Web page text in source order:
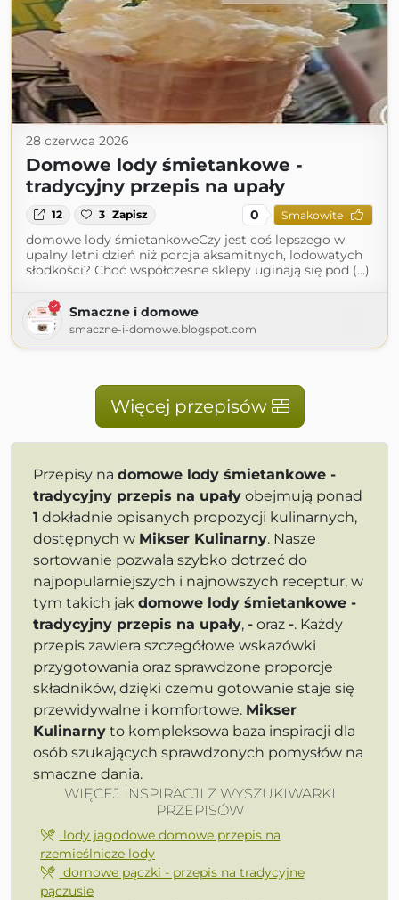
28 czerwca 2026
Domowe lody śmietankowe -
tradycyjny przepis na upały
12 3 Zapisz 0 Smakowite
domowe lody śmietankoweCzy jest coś lepszego w
upalny letni dzień niż porcja aksamitnych, lodowatych
słodkości? Choć współczesne sklepy uginają się pod (...)
Smaczne i domowe
smaczne-i-domowe.blogspot.com
Więcej przepisów
Przepisy na domowe lody śmietankowe -
tradycyjny przepis na upały obejmują ponad
1 dokładnie opisanych propozycji kulinarnych,
dostępnych w Mikser Kulinarny. Nasze
sortowanie pozwala szybko dotrzeć do
najpopularniejszych i najnowszych receptur, w
tym takich jak domowe lody śmietankowe -
tradycyjny przepis na upały, - oraz -. Każdy
przepis zawiera szczegółowe wskazówki
przygotowania oraz sprawdzone proporcje
składników, dzięki czemu gotowanie staje się
przewidywalne i komfortowe. Mikser
Kulinarny to kompleksowa baza inspiracji dla
osób szukających sprawdzonych pomysłów na
smaczne dania.
WIĘCEJ INSPIRACJI Z WYSZUKIWARKI
PRZEPISÓW
lody jagodowe domowe przepis na
rzemieślnicze lody
domowe pączki - przepis na tradycyjne
pączusie